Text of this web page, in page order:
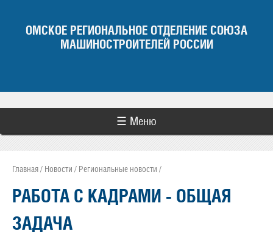
ОМСКОЕ РЕГИОНАЛЬНОЕ ОТДЕЛЕНИЕ СОЮЗА
МАШИНОСТРОИТЕЛЕЙ РОССИИ
☰ Меню
Главная/ Новости / Региональные новости /
РАБОТА С КАДРАМИ - ОБЩАЯ
ЗАДАЧА